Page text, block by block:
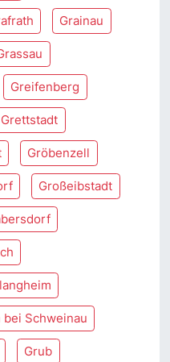
Grainau
Greifenberg
Grettstadt
Gröbenzell
Großeibstadt
bei Schweinau
Grub